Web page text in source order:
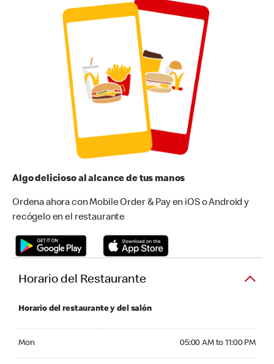
Algo delicioso al alcance de tus manos
Ordena ahora con Mobile Order & Pay en iOS o Android y
recógelo en el restaurante
Horario del Restaurante
Horario del restaurante y del salón
Mon 05:00 AM to 11:00 PM